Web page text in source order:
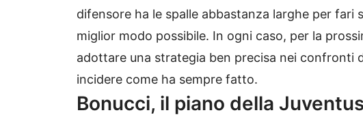
difensore ha le spalle abbastanza larghe per
miglior modo possibile. In ogni caso, per la
adottare una strategia ben precisa nei confronti
incidere come ha sempre fatto.
Bonucci, il piano della